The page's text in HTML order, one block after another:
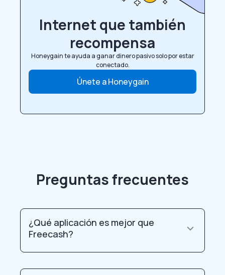
Internet que también
recompensa
Honeygain te ayuda a ganar dinero pasivo solo por estar
conectado.
Únete a Honeygain
Preguntas frecuentes
¿Qué aplicación es mejor que
Freecash?